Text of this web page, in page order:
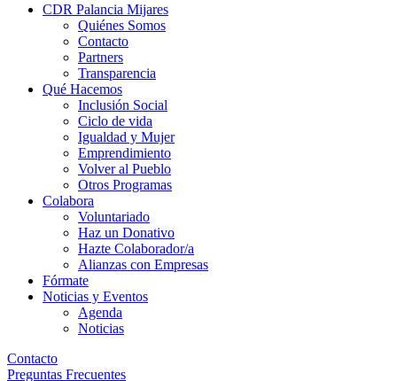
CDR Palancia Mijares
Quiénes Somos
Contacto
Partners
Transparencia
Qué Hacemos
Inclusión Social
Ciclo de vida
Igualdad y Mujer
Emprendimiento
Volver al Pueblo
Otros Programas
Colabora
Voluntariado
Haz un Donativo
Hazte Colaborador/a
Alianzas con Empresas
Fórmate
Noticias y Eventos
Agenda
Noticias
Contacto
Preguntas Frecuentes